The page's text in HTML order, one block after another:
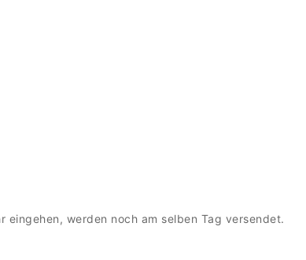
eingehen, werden noch am selben Tag versendet.